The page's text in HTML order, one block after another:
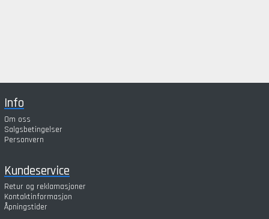
Info
Om oss
Salgsbetingelser
Personvern
Kundeservice
Retur og reklamasjoner
Kontaktinformasjon
Åpningstider